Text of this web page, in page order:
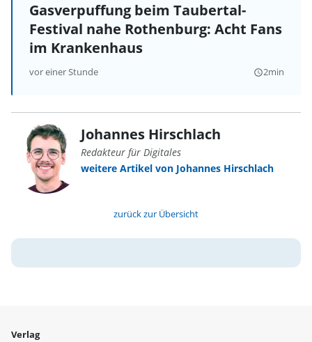
Gasverpuffung beim Taubertal-
Festival nahe Rothenburg: Acht Fans
im Krankenhaus
vor einer Stunde query_builder2min
Johannes Hirschlach
Redakteur für Digitales
weitere Artikel von Johannes Hirschlach
zurück zur Übersicht
Verlag